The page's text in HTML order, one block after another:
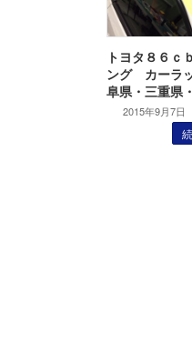
トヨタ８６ｃ
ング カーラ
阜県・三重県
2015年9月7日